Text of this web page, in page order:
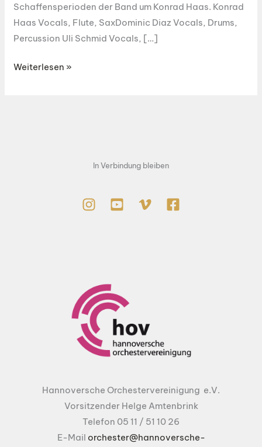
Schaffensperioden der Band um Konrad Haas. Konrad
Haas Vocals, Flute, SaxDominic Diaz Vocals, Drums,
Percussion Uli Schmid Vocals, […]
HOV
Weiterlesen »
In Verbindung bleiben
Hannoversche Orchestervereinigung e.V.
Vorsitzender Helge Amtenbrink
Telefon 05 11 / 51 10 26
E-Mail orchester@hannoversche-